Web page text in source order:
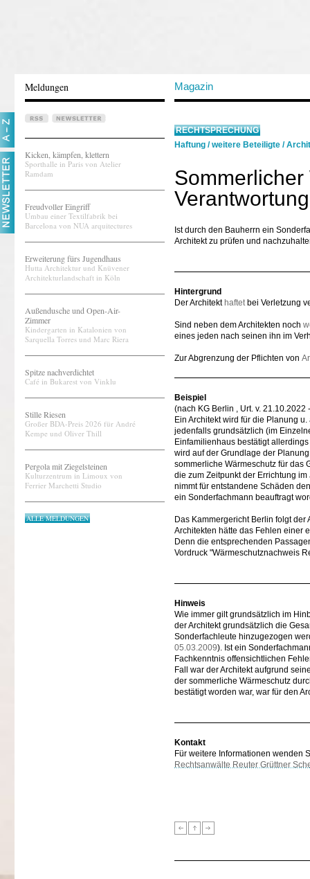
Meldungen Magazin
Kicken, kämpfen, klettern
Sporthalle in Paris von Atelier
Ramdam
Freudvoller Eingriff
Umbau einer Textilfabrik bei
Barcelona von NUA arquitectures
Erweiterung fürs Jugendhaus
Hutta Architektur und Knüvener
Architekturlandschaft in Köln
Außendusche und Open-Air-
Zimmer
Kindergarten in Katalonien von
Sarquella Torres und Marc Riera
Spitze nachverdichtet
Café in Bukarest von Vinklu
Stille Riesen
Großer BDA-Preis 2026 für André
Kempe und Oliver Thill
Pergola mit Ziegelsteinen
Kulturzentrum in Limoux von
Ferrier Marchetti Studio
ALLE MELDUNGEN
RECHTSPRECHUNG
Haftung /weitere Beteiligte /
Ist durch den Bauherrn ein
Architekt zu prüfen und
Hintergrund
Der Architekt haftetbei Verletzung
Sind neben dem Architekten noch
eines jeden nach seinen ihn im
Zur Abgrenzung der Pflichten von
Beispiel
(nach KG Berlin , Urt. v. 21.10.2022
Ein Architekt wird für die Planung
jedenfalls grundsätzlich (im
Einfamilienhaus bestätigt
wird auf der Grundlage der
sommerliche Wärmeschutz für das
die zum Zeitpunkt der Errichtung
nimmt für entstandene Schäden
ein Sonderfachmann beauftragt
Das Kammergericht Berlin folgt
Architekten hätte das Fehlen einer
Denn die entsprechenden
Vordruck "Wärmeschutznachweis
Hinweis
Wie immer gilt grundsätzlich im
der Architekt grundsätzlich die
Sonderfachleute hinzugezogen
05.03.2009). Ist ein
Fachkenntnis offensichtlichen
Fall war der Architekt aufgrund
der sommerliche Wärmeschutz
bestätigt worden war, war für den
Kontakt
Für weitere Informationen wenden
Rechtsanwälte Reuter Grüttner